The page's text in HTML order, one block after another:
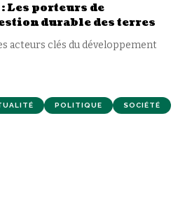
Les porteurs de
durable des terres
acteurs clés du développement
POLITIQUE SOCIÉTÉ